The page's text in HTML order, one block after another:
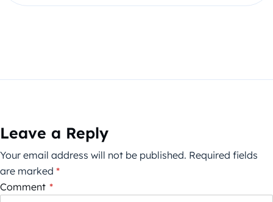
Leave a Reply
Your email address will not be published. Required fields
are marked *
Comment *